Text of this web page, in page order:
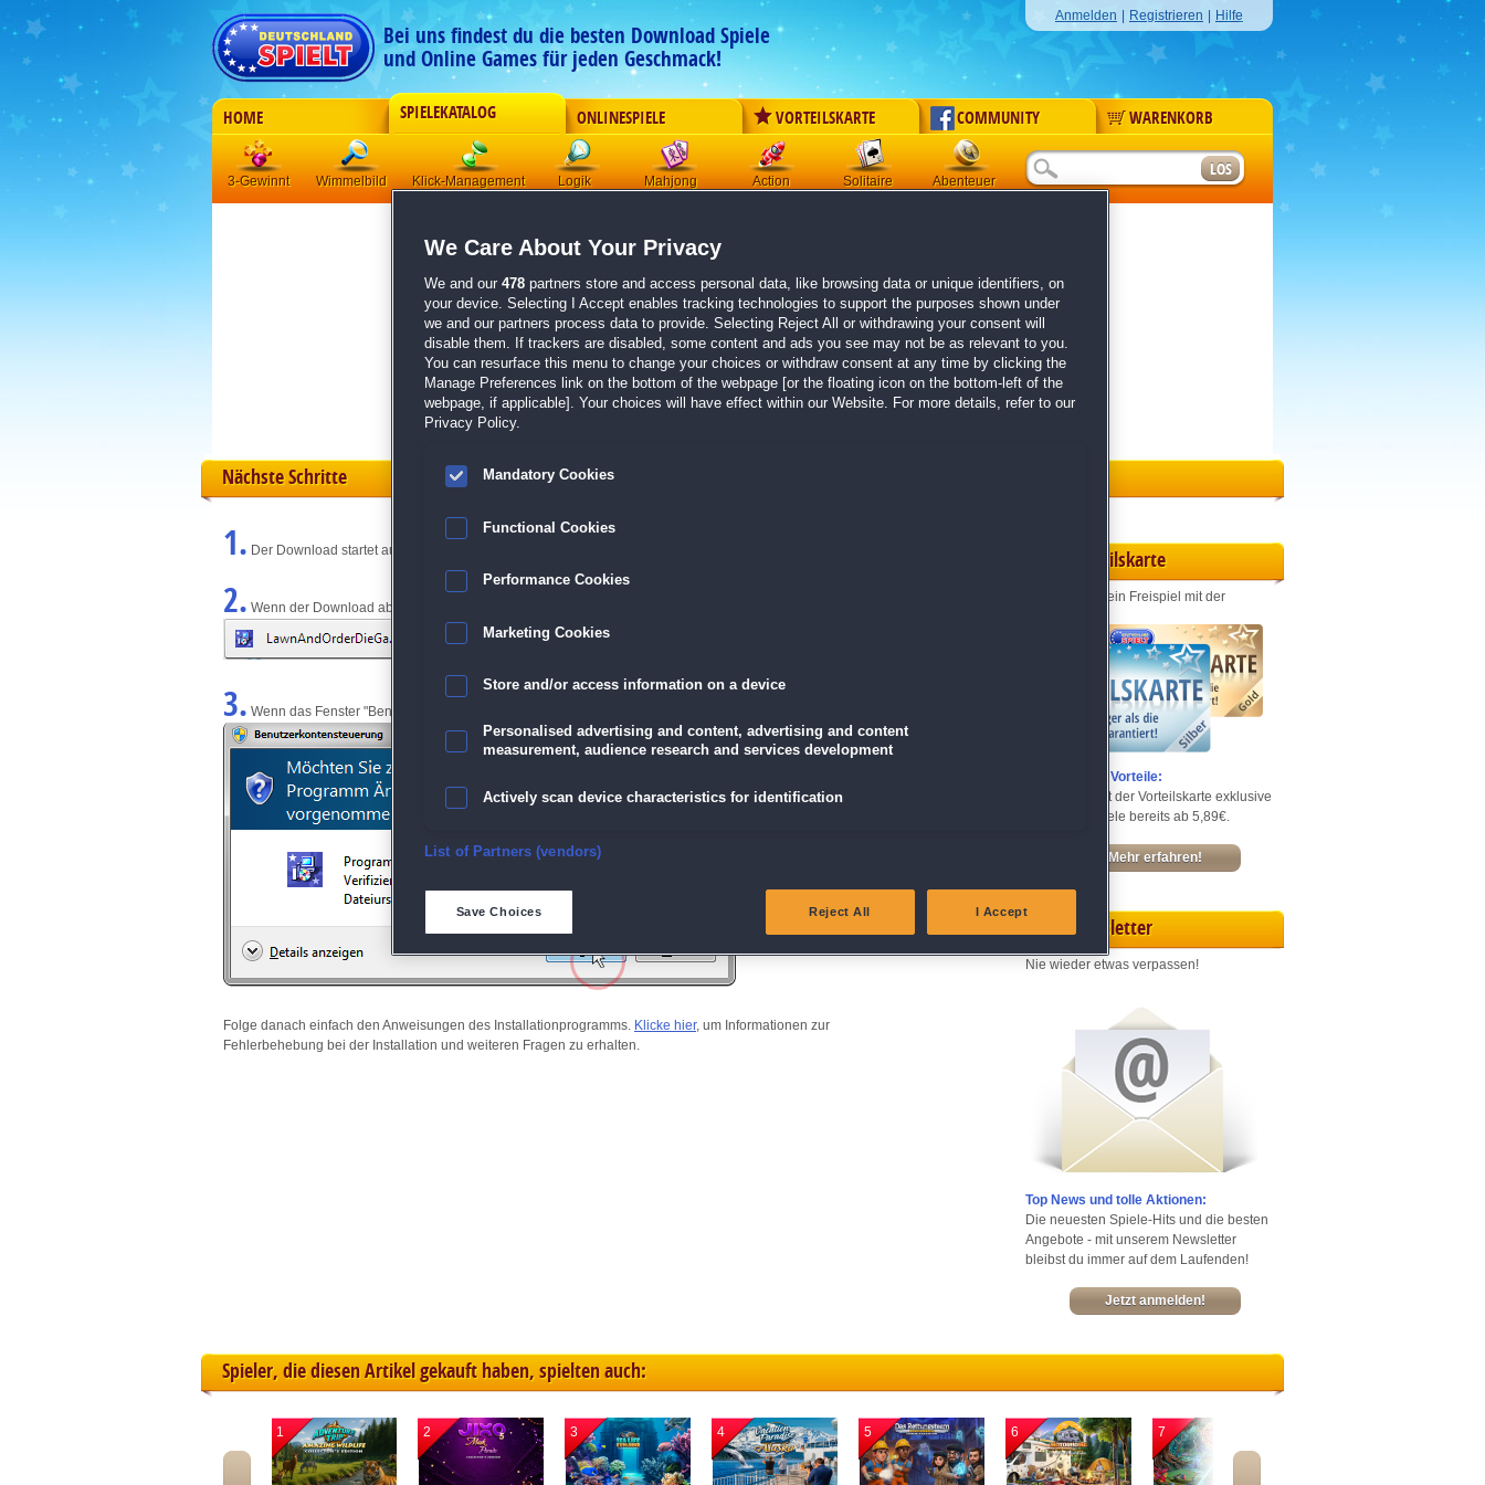
Bei uns findest du die besten Download Spiele
und Online Games für jeden Geschmack!
Anmelden Registrieren Hilfe
HOME SPIELEKATALOG ONLINESPIELE VORTEILSKARTE COMMUNITY WARENKORB
3-Gewinnt Wimmelbild Klick-Management Logik Mahjong Action Solitaire Abenteuer
Der Download wird automatisch gestartet für:
Ferne Königreiche: Rätsel des Grauens
Größe 68.8 MB
Einen Moment bitte, dein Spiel wird in5 Sekundenbereitgestellt...
Falls der Download nicht automatisch startet,klicke bitte hier.
Zurück zur Gamepage
Nächste Schritte
1. Der Download startet automatisch und wird am unteren Rand des Browserfensters angezeigt.
2. Wenn der Download abgeschlossen ist, klicke einfach auf die Datei.
3. Wenn das Fenster "Benutzerkontensteuerung" angezeigt wird, klicke auf "Ja" (Bei Windows Vista "Fortsetzen").
Folge danach einfach den Anweisungen des Installationprogramms. Klicke hier, um Informationen zur
Fehlerbehebung bei der Installation und weiteren Fragen zu erhalten.
Vorteilskarte
Jeden Monat ein Freispiel mit der
Entdecke die Vorteile:
Sichere dir mit der Vorteilskarte exklusive
Rabatte – Spiele bereits ab 5,89€.
Mehr erfahren!
Newsletter
Nie wieder etwas verpassen!
Top News und tolle Aktionen:
Die neuesten Spiele-Hits und die besten
Angebote - mit unserem Newsletter
bleibst du immer auf dem Laufenden!
Jetzt anmelden!
Spieler, die diesen Artikel gekauft haben, spielten auch:
1 2 3 4 5 6 7
We Care About Your Privacy
We and our 478 partners store and access personal data, like browsing data or unique identifiers, on
your device. Selecting I Accept enables tracking technologies to support the purposes shown under
we and our partners process data to provide. Selecting Reject All or withdrawing your consent will
disable them. If trackers are disabled, some content and ads you see may not be as relevant to you.
You can resurface this menu to change your choices or withdraw consent at any time by clicking the
Manage Preferences link on the bottom of the webpage [or the floating icon on the bottom-left of the
webpage, if applicable]. Your choices will have effect within our Website. For more details, refer to our
Privacy Policy.
Mandatory Cookies
Functional Cookies
Performance Cookies
Marketing Cookies
Store and/or access information on a device
Personalised advertising and content, advertising and content
measurement, audience research and services development
Actively scan device characteristics for identification
Ensure security, prevent and detect fraud, and fix errors
Match and combine data from other data sources
List of Partners (vendors)
Save Choices Reject All I Accept